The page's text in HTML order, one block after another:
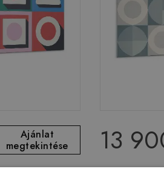
Ajánlat
megtekintése
13